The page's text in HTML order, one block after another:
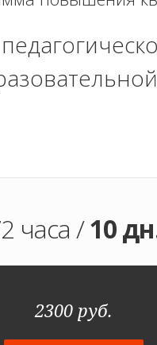
часа /10
2300 руб.